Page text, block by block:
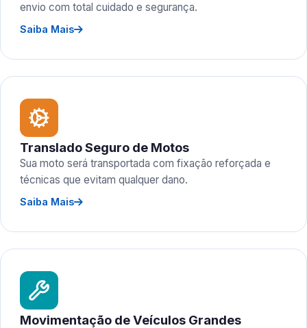
envio com total cuidado e segurança.
Saiba Mais
Translado Seguro de Motos
Sua moto será transportada com fixação reforçada e
técnicas que evitam qualquer dano.
Saiba Mais
Movimentação de Veículos Grandes